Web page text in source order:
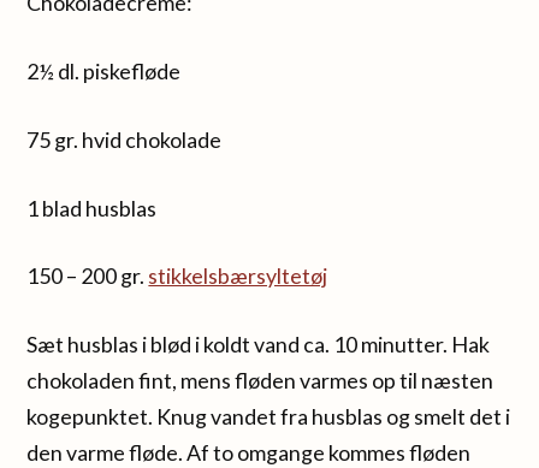
2½ dl. piskefløde
75 gr. hvid chokolade
1 blad husblas
150 – 200 gr. stikkelsbærsyltetøj
Sæt husblas i blød i koldt vand ca. 10 minutter. Hak
chokoladen fint, mens fløden varmes op til næsten
kogepunktet. Knug vandet fra husblas og smelt det i
den varme fløde. Af to omgange kommes fløden